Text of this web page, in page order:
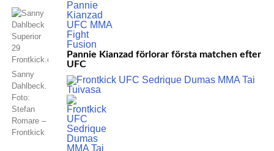
Sanny
Dahlbeck.
Foto:
Stefan
Romare –
Frontkick
Pannie Kianzad förlorar första matchen efter
UFC